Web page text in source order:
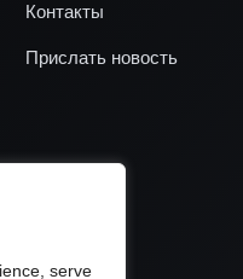
serve
Контакты
Прислать новость